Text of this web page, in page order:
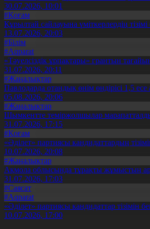
30.07.2026, 10:01
#Қоғам
Құрылтай сайлауына үміткерлердің тізімі
13.07.2026, 20:03
#Білім
#Aqparat
«Тәуелсіздік ұрпақтары» грантын
31.07.2026, 20:11
#Жаңалықтар
Павлодарда отандық өнім өндірісі 1,5 есе
05.08.2026, 20:06
#Жаңалықтар
Шымкентте теміржолшылар
31.07.2026, 17:15
#Қоғам
«Әділет» партиясы кандидаттардың
10.07.2026, 20:08
#Жаңалықтар
Ақмола облысында тұрақты жұмыстың
31.07.2026, 17:03
#Саясат
#Aqparat
«Әділет» партиясы кандидаттар тізімін
10.07.2026, 17:00